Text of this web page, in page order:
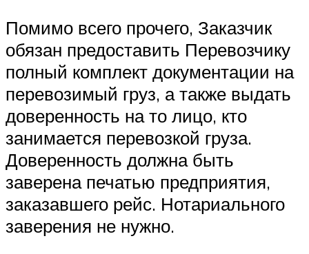
Помимо всего прочего, Заказчик
обязан предоставить Перевозчику
полный комплект документации на
перевозимый груз, а также выдать
доверенность на то лицо, кто
занимается перевозкой груза.
Доверенность должна быть
заверена печатью предприятия,
заказавшего рейс. Нотариального
заверения не нужно.